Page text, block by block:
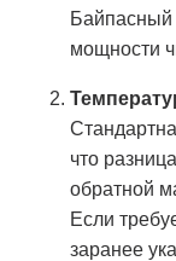
Байпасный
мощности
что
обратной
Если
заранее